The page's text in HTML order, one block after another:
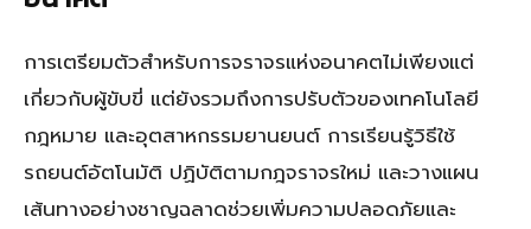
การเตรียมตัวสำหรับการจราจรแห่งอนาคตไม่เพียงแต่
เกี่ยวกับผู้ขับขี่ แต่ยังรวมถึงการปรับตัวของเทคโนโลยี
กฎหมาย และอุตสาหกรรมยานยนต์ การเรียนรู้วิธีใช้
รถยนต์อัตโนมัติ ปฏิบัติตามกฎจราจรใหม่ และวางแผน
เส้นทางอย่างชาญฉลาดช่วยเพิ่มความปลอดภัยและ